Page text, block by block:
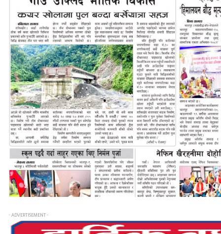
- ADVERTISEMENT -